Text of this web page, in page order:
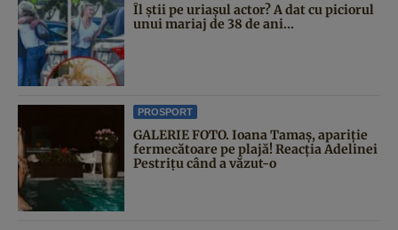
Îl știi pe uriașul actor? A dat cu piciorul
unui mariaj de 38 de ani...
PROSPORT
GALERIE FOTO. Ioana Tamaş, apariție
fermecătoare pe plajă! Reacția Adelinei
Pestrițu când a văzut-o